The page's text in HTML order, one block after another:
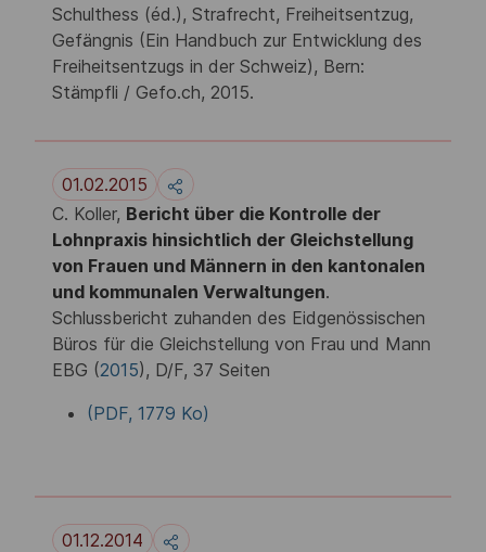
Schulthess (éd.), Strafrecht, Freiheitsentzug,
Gefängnis (Ein Handbuch zur Entwicklung des
Freiheitsentzugs in der Schweiz), Bern:
Stämpfli / Gefo.ch, 2015.
01.02.2015
C. Koller, Bericht über die Kontrolle der
Lohnpraxis hinsichtlich der Gleichstellung
von Frauen und Männern in den kantonalen
und kommunalen Verwaltungen.
Schlussbericht zuhanden des Eidgenössischen
Büros für die Gleichstellung von Frau und Mann
EBG (2015), D/F, 37 Seiten
(PDF, 1779 Ko)
01.12.2014